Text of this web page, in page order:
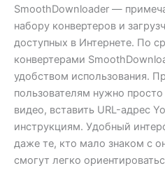
SmoothDownloader —
набору конвертеров и
доступных в Интернете. По
конвертерами
удобством использования.
пользователям нужно
видео, вставить URL-адрес
инструкциям. Удобный
даже те, кто мало знаком с
смогут легко